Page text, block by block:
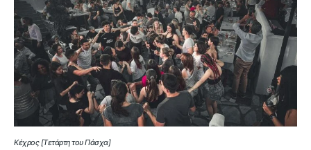
Κέχρος [Τετάρτη του Πάσχα]